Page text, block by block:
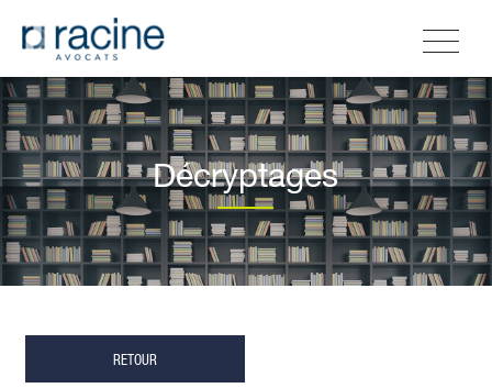
Décryptages
RETOUR